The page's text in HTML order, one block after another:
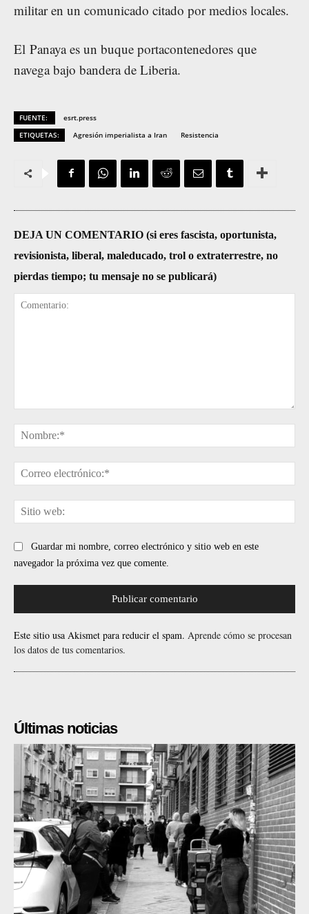
militar en un comunicado citado por medios locales.
El Panaya es un buque portacontenedores que
navegabajo bandera de Liberia.
FUENTE:
esrt.press
ETIQUETAS:
Agresión imperialista a Iran Resistencia
DEJA UN COMENTARIO (si eres fascista, oportunista,
revisionista, liberal, maleducado, trol o extraterrestre, no
pierdas tiempo; tu mensaje no se publicará)
Guardar mi nombre, correo electrónico y sitio web en este
navegador la próxima vez que comente.
Este sitio usa Akismet para reducir el spam. Aprende cómo se procesan
los datos de tus comentarios.
Últimas noticias